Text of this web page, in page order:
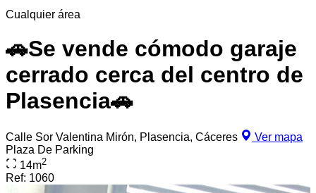
Cualquier área
🚗Se vende cómodo garaje
cerrado cerca del centro de
Plasencia🚗
Calle Sor Valentina Mirón, Plasencia, Cáceres
Ver mapa
Plaza De Parking
14m2
Ref: 1060